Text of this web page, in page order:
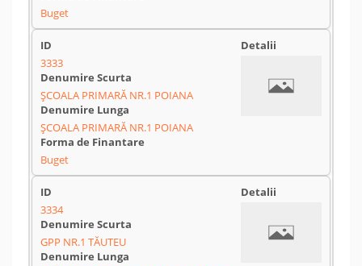
Buget
3333
ȘCOALA PRIMARĂ NR.1 POIANA
ȘCOALA PRIMARĂ NR.1 POIANA
Buget
3334
GPP NR.1 TĂUTEU